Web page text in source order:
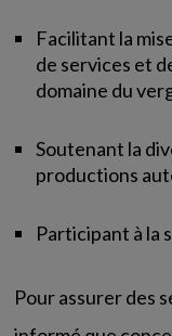
Facilitant la
de services et
domaine du
Soutenant la
productions
Participant à la
Pour assurer des